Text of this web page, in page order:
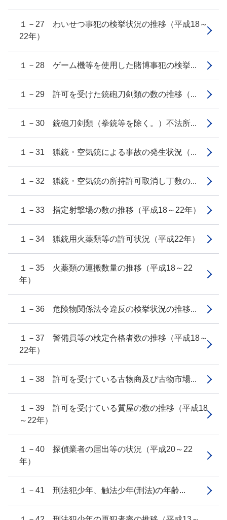
１－27 わいせつ事犯の検挙状況の推移（平成18～
22年）
１－28 ゲーム機等を使用した賭博事犯の検挙...
１－29 許可を受けた銃砲刀剣類の数の推移（...
１－30 銃砲刀剣類（拳銃等を除く。）不法所...
１－31 猟銃・空気銃による事故の発生状況（...
１－32 猟銃・空気銃の所持許可取消し丁数の...
１－33 指定射撃場の数の推移（平成18～22年）
１－34 猟銃用火薬類等の許可状況（平成22年）
１－35 火薬類の運搬数量の推移（平成18～22
年）
１－36 危険物関係法令違反の検挙状況の推移...
１－37 警備員等の検定合格者数の推移（平成18～
22年）
１－38 許可を受けている古物商及び古物市場...
１－39 許可を受けている質屋の数の推移（平成18
～22年）
１－40 探偵業者の届出等の状況（平成20～22
年）
１－41 刑法犯少年、触法少年(刑法)の年齢...